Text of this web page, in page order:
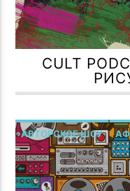
CULT
АВТОРСКОЕ ШОУ
Р.МЕЛЬМОНТ